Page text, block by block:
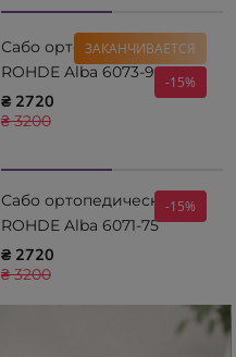
ЗАКАНЧИВАЕТСЯ
-15%
Сабо ортопедические
ROHDE Alba 6073-90
₴ 2720
₴ 3200
-15%
Сабо ортопедические
ROHDE Alba 6071-75
₴ 2720
₴ 3200